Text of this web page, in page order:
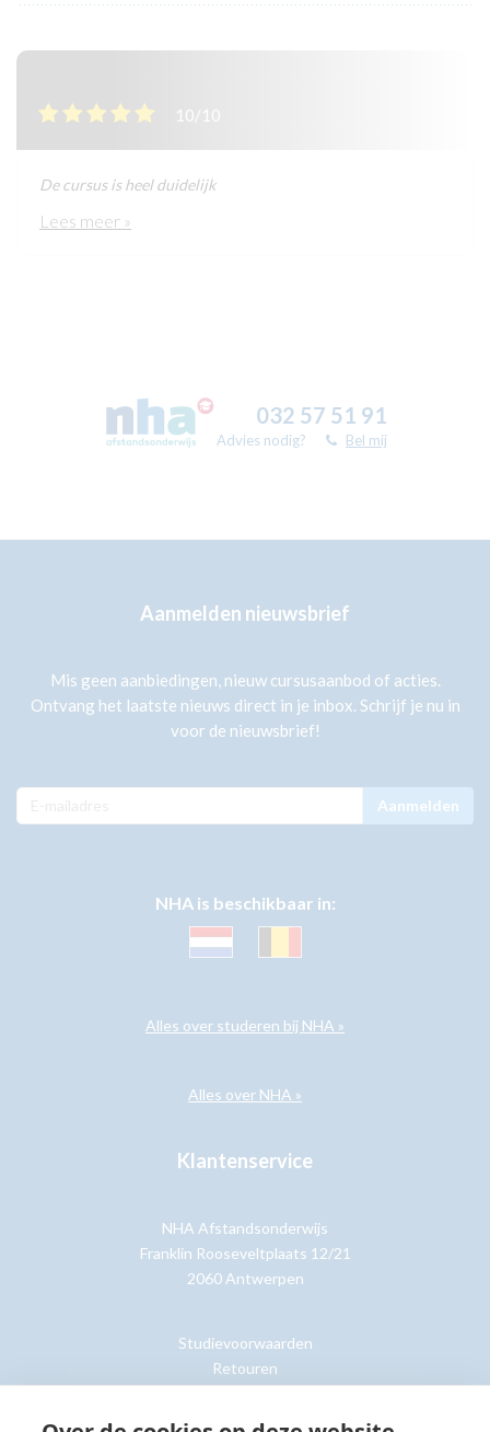
10/10
De cursus is heel duidelijk
Lees meer »
032 57 51 91
Advies nodig? Bel mij
Aanmelden nieuwsbrief
Mis geen aanbiedingen, nieuw cursusaanbod of acties.
Ontvang het laatste nieuws direct in je inbox. Schrijf je nu in
voor de nieuwsbrief!
Aanmelden
NHA is beschikbaar in:
Alles over studeren bij NHA »
Alles over NHA »
Klantenservice
NHA Afstandsonderwijs
Franklin Rooseveltplaats 12/21
2060 Antwerpen
Studievoorwaarden
Retouren